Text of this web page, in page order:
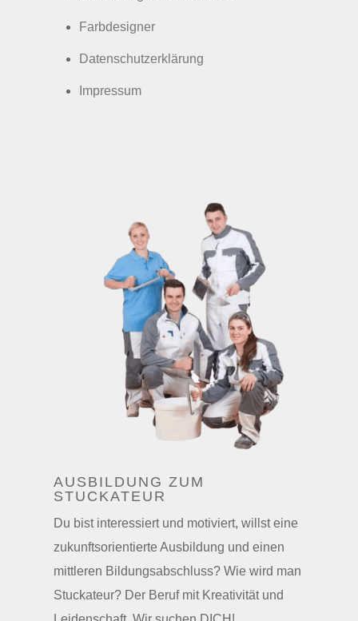
Farbdesigner
Datenschutzerklärung
Impressum
AUSBILDUNG ZUM
STUCKATEUR
Du bist interessiert und motiviert, willst eine
zukunftsorientierte Ausbildung und einen
mittleren Bildungsabschluss? Wie wird man
Stuckateur? Der Beruf mit Kreativität und